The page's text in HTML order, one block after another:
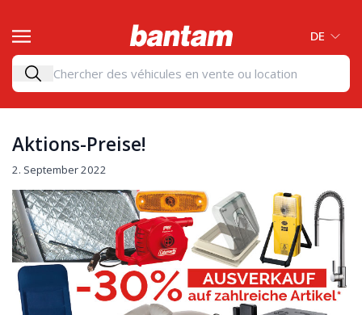
DE
Aktions-Preise!
2. September 2022